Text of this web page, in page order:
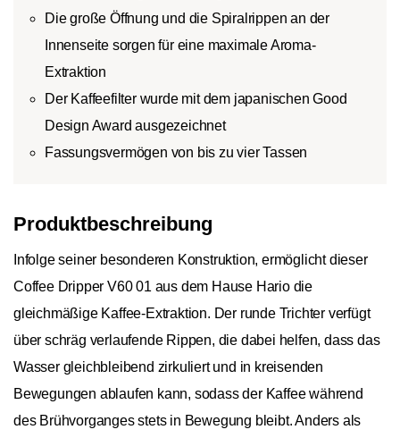
Die große Öffnung und die Spiralrippen an der
Innenseite sorgen für eine maximale Aroma-
Extraktion
Der Kaffeefilter wurde mit dem japanischen Good
Design Award ausgezeichnet
Fassungsvermögen von bis zu vier Tassen
Produktbeschreibung
Infolge seiner besonderen Konstruktion, ermöglicht dieser
Coffee Dripper V60 01 aus dem Hause Hario die
gleichmäßige Kaffee-Extraktion. Der runde Trichter verfügt
über schräg verlaufende Rippen, die dabei helfen, dass das
Wasser gleichbleibend zirkuliert und in kreisenden
Bewegungen ablaufen kann, sodass der Kaffee während
des Brühvorganges stets in Bewegung bleibt. Anders als